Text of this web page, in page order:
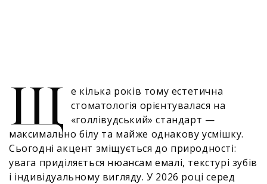
Щ е кілька років тому естетична
стоматологія орієнтувалася на
«голлівудський» стандарт —
максимально білу та майже однакову усмішку.
Сьогодні акцент зміщується до природності:
увага приділяється нюансам емалі, текстурі зубів
і індивідуальному вигляду. У 2026 році серед